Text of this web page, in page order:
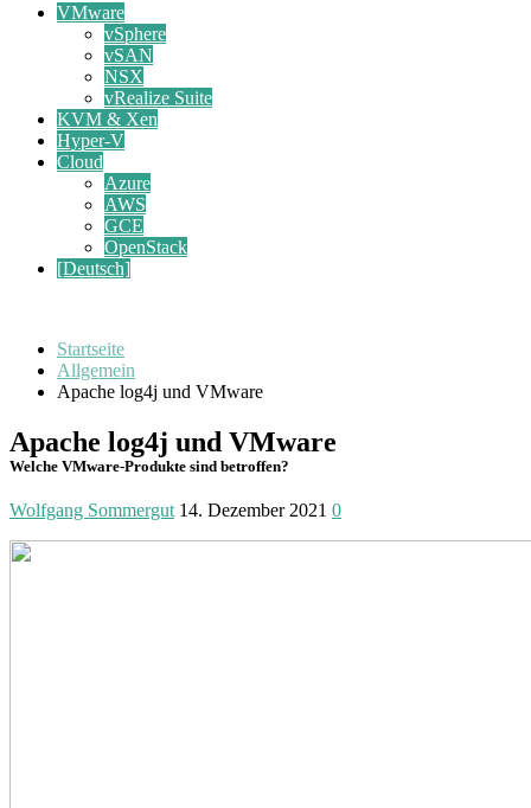
VMware
vSphere
vSAN
NSX
vRealize Suite
KVM & Xen
Hyper-V
Cloud
Azure
AWS
GCE
OpenStack
[Deutsch]
Startseite
Allgemein
Apache log4j und VMware
Apache log4j und VMware
Welche VMware-Produkte sind betroffen?
Wolfgang Sommergut 14. Dezember 2021 0